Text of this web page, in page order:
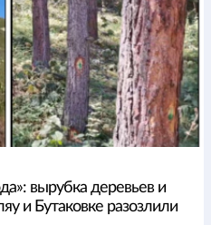
вырубка деревьев и
и Бутаковке разозлили